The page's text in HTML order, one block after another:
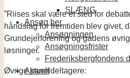
SLÆNG
Ansøg her
Ansøgningen
Ansøgningsfrister
Frederiksbergfondens
Aktuelt
”Riises skal være et sted for
håndslag for fremtiden blev givet,
Grundejerforening og gadens
løsninger.
Øvrige paneldeltagere: